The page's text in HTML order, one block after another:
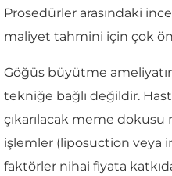
Prosedürler arasındaki
maliyet tahmini için çok
Göğüs büyütme
tekniğe bağlı değildir.
çıkarılacak meme dokusu
işlemler (liposuction veya
faktörler nihai fiyata